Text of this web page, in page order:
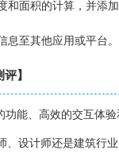
面积的计算，并添加
息至其他应用或平台。
】
功能、高效的交互体
、设计师还是建筑行